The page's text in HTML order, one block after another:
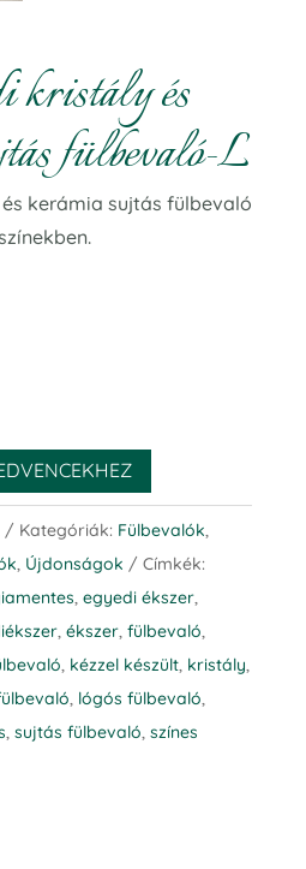
kristály és
fülbevaló-L
kerámia sujtás fülbevaló
Kategóriák: Fülbevalók,
, Újdonságok
Címkék:
, egyedi ékszer,
, ékszer, fülbevaló,
, kézzel készült, kristály,
, lógós fülbevaló,
, sujtás fülbevaló, színes